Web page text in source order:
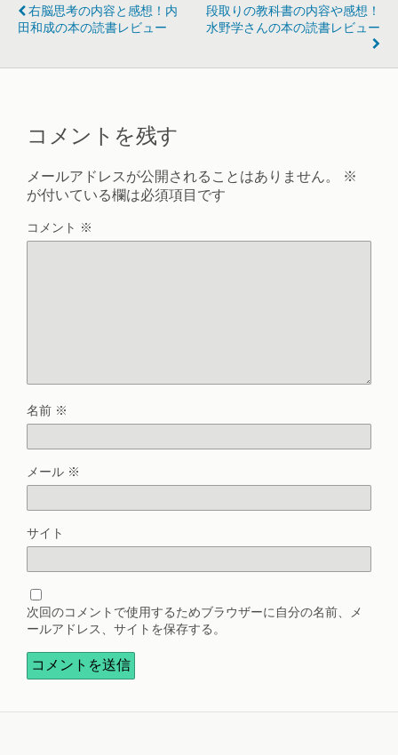
右脳思考の内容と感想！内
田和成の本の読書レビュー
段取りの教科書の内容や感想！
水野学さんの本の読書レビュー
コメントを残す
メールアドレスが公開されることはありません。
※
が付いている欄は必須項目です
コメント ※
名前 ※
メール ※
サイト
次回のコメントで使用するためブラウザーに自分の名前、メ
ールアドレス、サイトを保存する。